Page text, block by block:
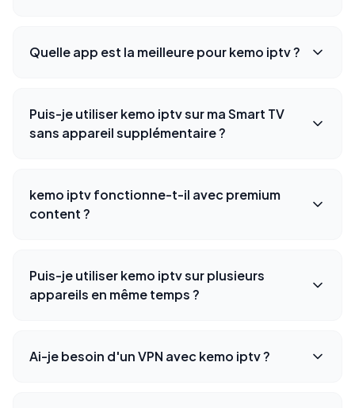
Quelle app est la meilleure pour kemo iptv ?
Puis-je utiliser kemo iptv sur ma Smart TV
sans appareil supplémentaire ?
kemo iptv fonctionne-t-il avec premium
content ?
Puis-je utiliser kemo iptv sur plusieurs
appareils en même temps ?
Ai-je besoin d'un VPN avec kemo iptv ?